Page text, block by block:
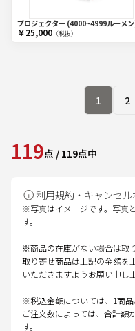
プロジェクター (4000~4999ルーメ
￥25,000（税抜）
1 2
119点 / 119点中
利用規約・キャンセル
※写真はイメージです。写真
す。
※商品の在庫がない場合は取
取り寄せ商品は上記の金額を
いただきますようお願い申し
※税込金額については、1商品
ご注文数によっては、合計額
す。